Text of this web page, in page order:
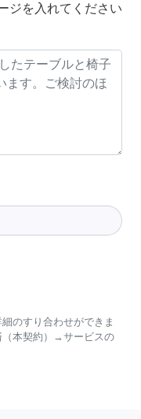
ジを入れてください
のすり合わせができま
（本契約）→サービスの